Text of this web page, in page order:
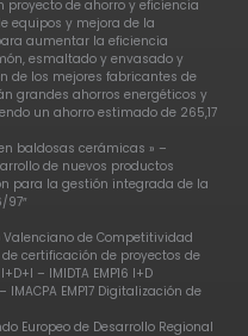
proyecto de ahorro y eficiencia
equipos y mejora de la
aumentar la eficiencia
esmaltado y envasado y
de los mejores fabricantes de
grandes ahorros energéticos y
un ahorro estimado de 265,17
baldosas cerámicas » –
de nuevos productos
para la gestión integrada de la
97″
de Competitividad
certificación de proyectos de
– IMIDTA EMP16 I+D
EMP17 Digitalización de
Europeo de Desarrollo Regional